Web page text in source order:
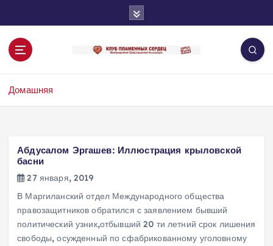
к
Домашняя
Абдусалом Эргашев: Иллюстрация крыловской
басни
27 января, 2019
В Маргиланский отдел Международного общества
правозащитников обратился с заявлением бывший
политический узник,отбывший 20 ти летний срок лишения
свободы, осужденный по сфабрикованному уголовному